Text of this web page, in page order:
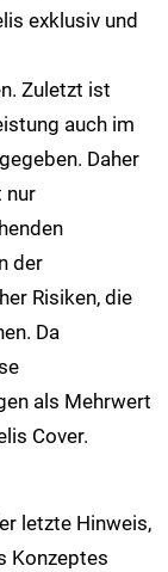
exklusiv und
Zuletzt ist
auch im
Daher
nur
der
Risiken, die
Da
als Mehrwert
Cover.
letzte Hinweis,
Konzeptes